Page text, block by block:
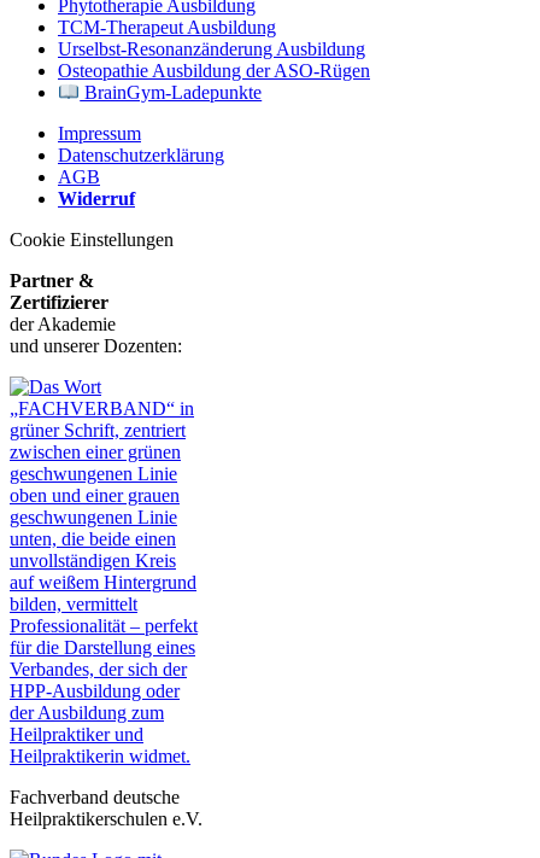
Phytotherapie Ausbildung
TCM-Therapeut Ausbildung
Urselbst-Resonanzänderung Ausbildung
Osteopathie Ausbildung der ASO-Rügen
BrainGym-Ladepunkte
Impressum
Datenschutzerklärung
AGB
Widerruf
Cookie Einstellungen
Partner &
Zertifizierer
der Akademie
und unserer Dozenten:
Fachverband deutsche
Heilpraktikerschulen e.V.